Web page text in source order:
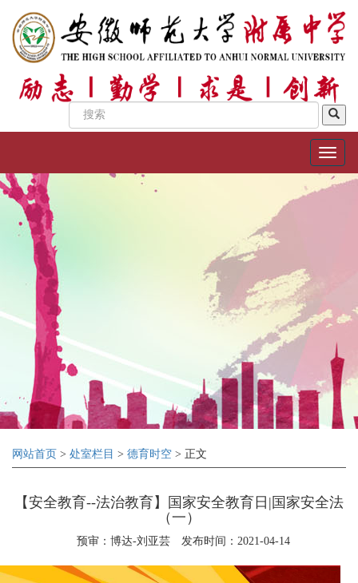
网站首页 > 处室栏目 > 德育时空 > 正文
【安全教育--法治教育】国家安全教育日|国家安全法
（一）
预审：博达-刘亚芸 发布时间：2021-04-14